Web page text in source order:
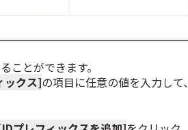
ことができます。
ックス]の項目に任意の値を入力して、